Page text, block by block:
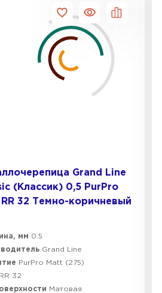
Grand Line
(Классик) 0,5 PurPro
RR 32 Темно-коричневый
мм 0.5
Grand Line
PurPro Matt (275)
RR 32
Матовая